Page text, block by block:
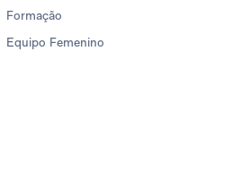
Formação
Equipo Femenino